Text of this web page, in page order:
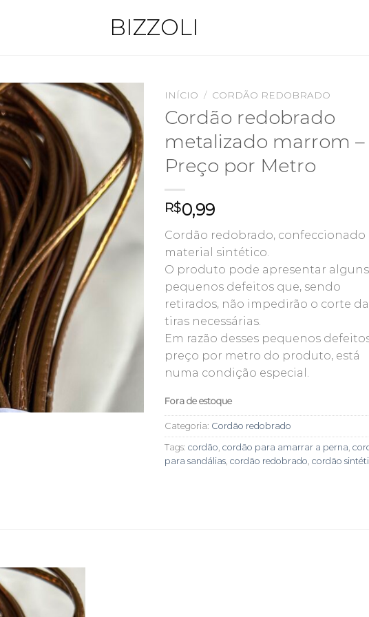
BIZZOLI
INÍCIO / CORDÃO REDOBRADO
Cordão redobrado
metalizado marrom –
Preço por Metro
R$0,99
Cordão redobrado, confeccionado
material sintético.
O produto pode apresentar alguns
pequenos defeitos que, sendo
retirados, não impedirão o corte
tiras necessárias.
Em razão desses pequenos
preço por metro do produto, está
numa condição especial.
Fora de estoque
Categoria: Cordão redobrado
Tags: cordão, cordão para amarrar a perna,
para sandálias, cordão redobrado, cordão